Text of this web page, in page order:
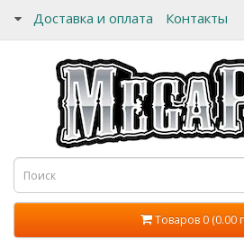
Доставка и оплата Контакты
Товаров 0 (0.00